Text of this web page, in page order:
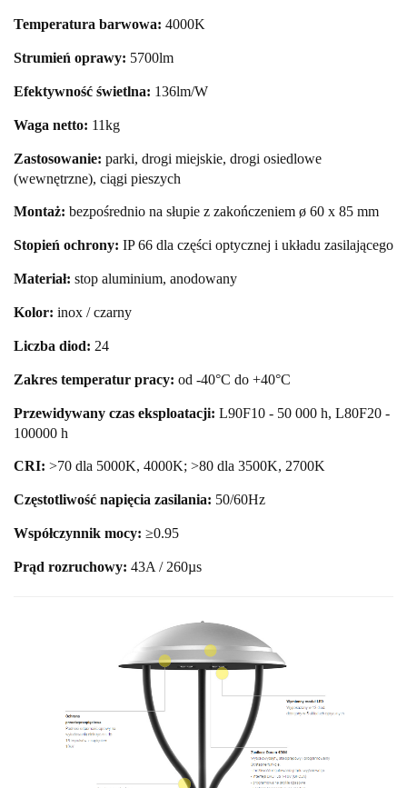
Temperatura barwowa: 4000K
Strumień oprawy: 5700lm
Efektywność świetlna: 136lm/W
Waga netto: 11kg
Zastosowanie: parki, drogi miejskie, drogi osiedlowe
(wewnętrzne), ciągi pieszych
Montaż: bezpośrednio na słupie z zakończeniem ø 60 x 85 mm
Stopień ochrony: IP 66 dla części optycznej i układu zasilającego
Materiał: stop aluminium, anodowany
Kolor: inox / czarny
Liczba diod: 24
Zakres temperatur pracy: od -40°C do +40°C
Przewidywany czas eksploatacji: L90F10 - 50 000 h, L80F20 -
100000 h
CRI: >70 dla 5000K, 4000K; >80 dla 3500K, 2700K
Częstotliwość napięcia zasilania: 50/60Hz
Współczynnik mocy: ≥0.95
Prąd rozruchowy: 43A / 260µs